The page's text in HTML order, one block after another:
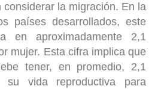
considerar la migración. En la
países desarrollados, este
en aproximadamente 2,1
mujer. Esta cifra implica que
tener, en promedio, 2,1
su vida reproductiva para